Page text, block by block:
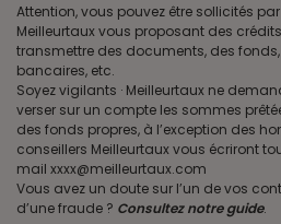
Attention, vous pouvez être sollicités
Meilleurtaux vous proposant des
transmettre des documents, des
bancaires, etc.
Soyez vigilants · Meilleurtaux ne
verser sur un compte les sommes
des fonds propres, à l’exception des
conseillers Meilleurtaux vous écriront
mail xxxx@meilleurtaux.com
Vous avez un doute sur l’un de vos
d’une fraude ? Consultez notre guide.